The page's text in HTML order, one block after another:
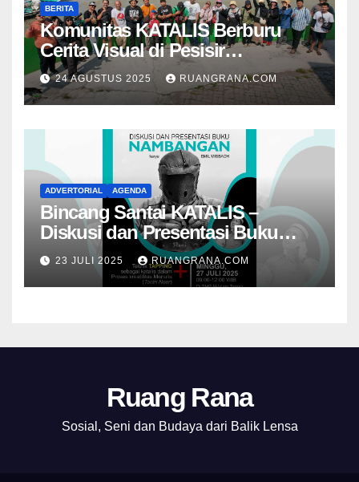
BERITA
Komunitas KATALIS Berburu
Cerita Visual di Pesisir
Nambangan
24 AGUSTUS 2025 RUANGRANA.COM
ADVERTORIAL AGENDA
Bincang Santai KATALIS –
Diskusi dan Presentasi Buku
Foto Nambangan
23 JULI 2025 RUANGRANA.COM
Ruang Rana
Sosial, Seni dan Budaya dari Balik Lensa